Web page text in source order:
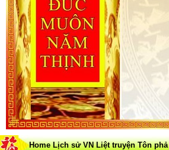
Home Lịch sử VN Liệt truyện Tôn phả